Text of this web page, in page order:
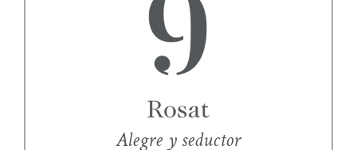
Alegre y seductor